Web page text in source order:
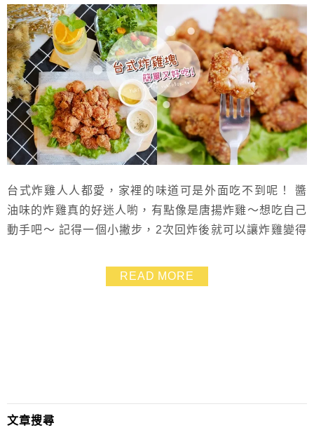
台式炸雞人人都愛，家裡的味道可是外面吃不到呢！ 醬
油味的炸雞真的好迷人喲，有點像是唐揚炸雞～想吃自己
動手吧～ 記得一個小撇步，2次回炸後就可以讓炸雞變得
READ MORE
文章搜尋